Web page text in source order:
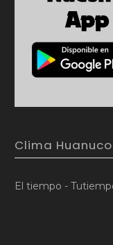
Clima Huanuco
El tiempo -